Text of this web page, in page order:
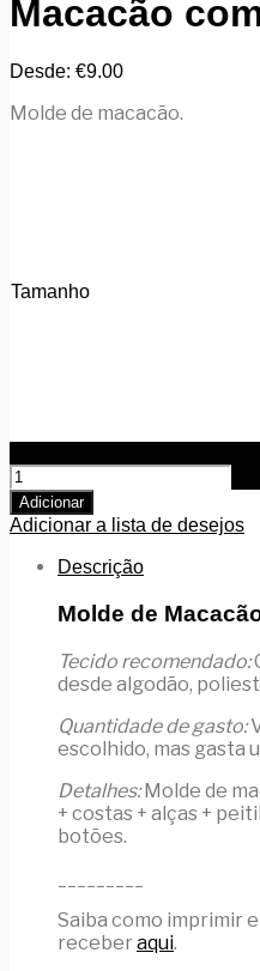
Macacão
Desde: €9.00
Molde de macacão.
Tamanho
Adicionar
Adicionar a lista de desejos
Descrição
Molde de
Tecido recomendado:
desde algodão,
Quantidade de gasto:
escolhido, mas gasta
Detalhes:Molde de
+ costas + alças +
botões.
Saiba como imprimir
receberaqui.